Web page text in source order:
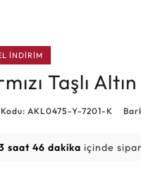
İNDİRİM
Taşlı
AKL0475-Y-7201-K
saat 46 dakika içinde